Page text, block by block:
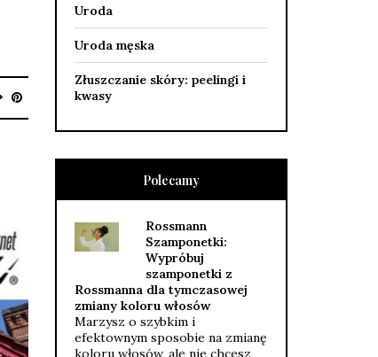
Uroda
Uroda męska
Złuszczanie skóry: peelingi i
kwasy
Polecamy
Rossmann
Szamponetki:
Wypróbuj
szamponetki z
Rossmanna dla tymczasowej
zmiany koloru włosów
Marzysz o szybkim i
efektownym sposobie na zmianę
koloru włosów, ale nie chcesz